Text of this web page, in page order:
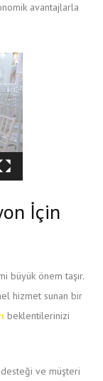
avantajlarla
İçin
büyük önem taşır.
hizmet sunan bir
beklentilerinizi
ve müşteri